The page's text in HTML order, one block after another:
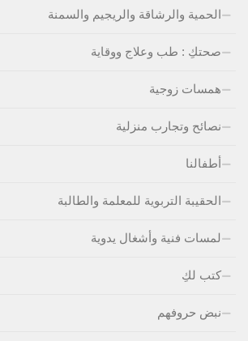
الحمية والرشاقة والريجيم والسمنة
صحتكِ : طب وعلاج ووقاية
همسات زوجية
نصائح وتجارب منزلية
أطفالنا
الحقيبة التربوية للمعلمة والطالبة
لمسات فنية وأشغال يدوية
كتب لكِ
نبض حروفهم